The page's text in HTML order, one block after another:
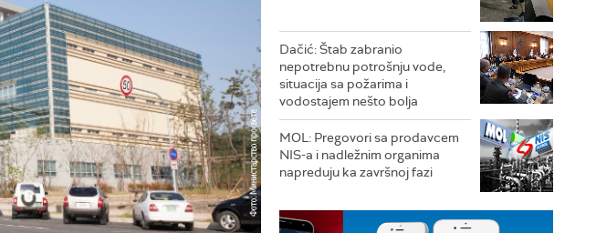
Dačić: Štab zabranio
nepotrebnu potrošnju vode,
situacija sa požarima i
vodostajem nešto bolja
MOL: Pregovori sa prodavcem
NIS-a i nadležnim organima
napreduju ka završnoj fazi